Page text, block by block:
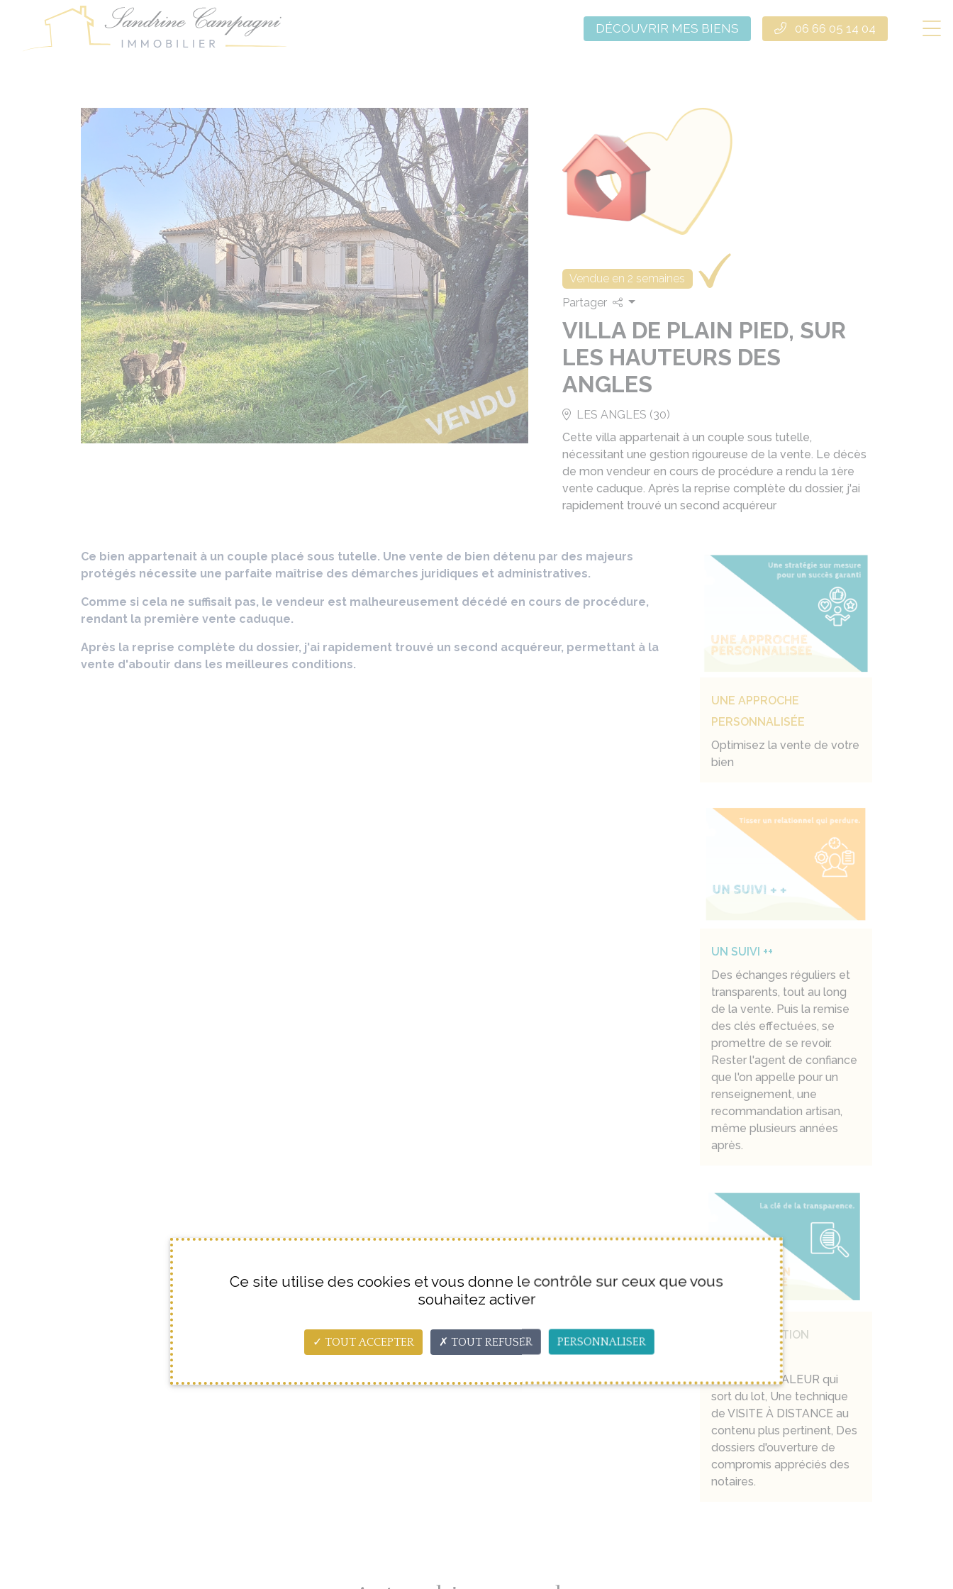
DÉCOUVRIR MES BIENS 06 66 05 14 04
Vendue en 2 semaines
Partager
VILLA DE PLAIN PIED, SUR
LES HAUTEURS DES
ANGLES
LES ANGLES (30)
Cette villa appartenait à un couple sous tutelle,
nécessitant une gestion rigoureuse de la vente. Le décès
de mon vendeur en cours de procédure a rendu la 1ère
vente caduque. Après la reprise complète du dossier, j'ai
rapidement trouvé un second acquéreur
Ce bien appartenait à un couple placé sous tutelle. Une vente de bien détenu par des majeurs
protégés nécessite une parfaite maîtrise des démarches juridiques et administratives.
Comme si cela ne suffisait pas, le vendeur est malheureusement décédé en cours de procédure,
rendant la première vente caduque.
Après la reprise complète du dossier, j'ai rapidement trouvé un second acquéreur, permettant à la
vente d'aboutir dans les meilleures conditions.
UNE APPROCHE
PERSONNALISÉE
Optimisez la vente de votre
bien
UN SUIVI ++
Des échanges réguliers et
transparents, tout au long
de la vente. Puis la remise
des clés effectuées, se
promettre de se revoir.
Rester l'agent de confiance
que l'on appelle pour un
renseignement, une
recommandation artisan,
même plusieurs années
après.
UNE PRESTATION
DIFFÉRENTE
Un AVIS DE VALEUR qui
sort du lot, Une technique
de VISITE À DISTANCE au
contenu plus pertinent, Des
dossiers d'ouverture de
compromis appréciés des
notaires.
Panneau de gestion des cookies
Ce site utilise des cookies et vous donne le contrôle sur ceux que vous
souhaitez activer
TOUT ACCEPTER TOUT REFUSER PERSONNALISER